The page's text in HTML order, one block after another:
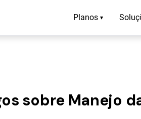
Planos ▾
sobre Manejo